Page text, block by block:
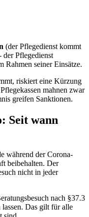
(der Pflegedienst kommt
Pflegedienst
Rahmen seiner Einsätze.
riskiert eine Kürzung
mahnen zwar
greifen Sanktionen.
Seit wann
während der Corona-
beibehalten. Der
nicht in jeder
nach §37.3
Das gilt für alle